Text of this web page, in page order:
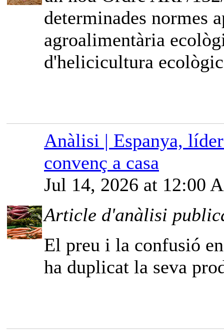
determinades normes
agroalimentària
d'helicicultura
Anàlisi | Espanya,
convenç a casa
Jul 14, 2026 at 12:00
Article d'anàlisi
El preu i la confusió
ha duplicat la seva